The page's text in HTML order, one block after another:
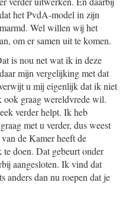
het PvdA-model in zijn
Wel willen wij het
om er samen uit te komen.
is nou net wat ik in deze
mijn vergelijking met dat
u mij eigenlijk dat ik niet
ook graag wereldvrede wil.
verder helpt. Ik heb
met u verder, dus weest
de Kamer heeft de
doen. Dat gebeurt onder
aangesloten. Ik vind dat
anders dan nu roepen dat je